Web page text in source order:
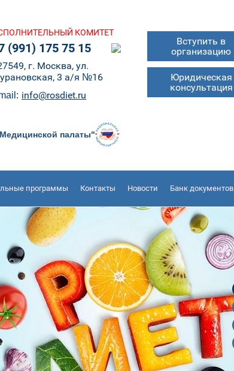
КОМИТЕТ
(991) 175 75 15
г. Москва, ул.
3 а/я №16
info@rosdiet.ru
Вступить в
организацию
Юридическая
консультация
палаты"
программы Контакты Новости Банк документов